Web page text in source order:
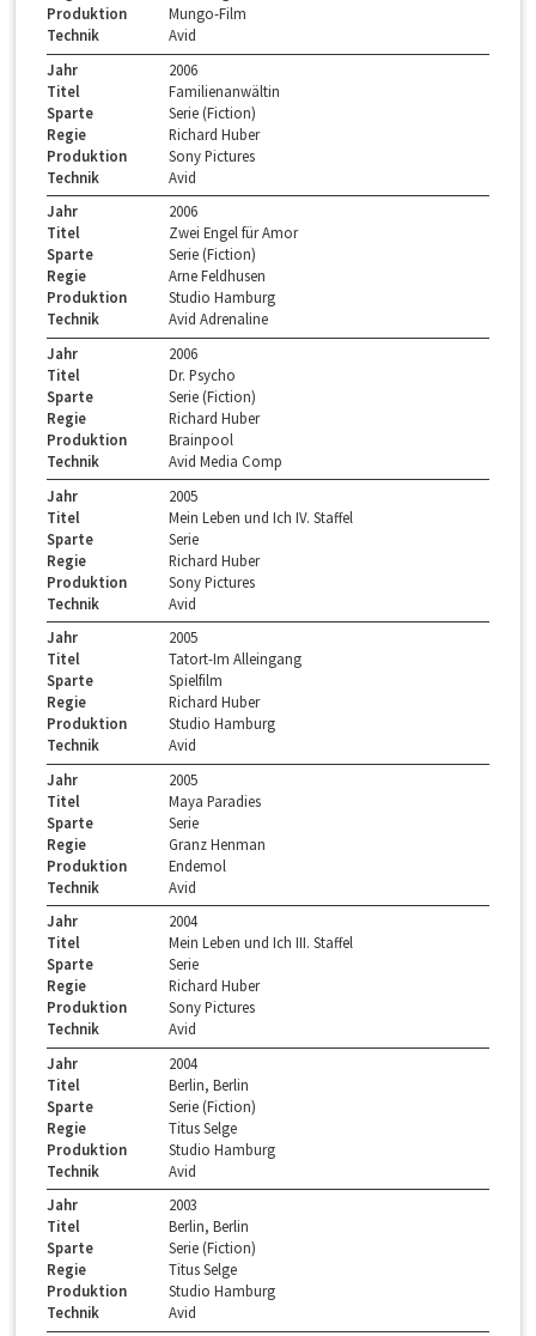
Produktion
Mungo-Film
Technik
Avid
Jahr
2006
Titel
Familienanwältin
Sparte
Serie (Fiction)
Regie
Richard Huber
Produktion
Sony Pictures
Technik
Avid
Jahr
2006
Titel
Zwei Engel für Amor
Sparte
Serie (Fiction)
Regie
Arne Feldhusen
Produktion
Studio Hamburg
Technik
Avid Adrenaline
Jahr
2006
Titel
Dr. Psycho
Sparte
Serie (Fiction)
Regie
Richard Huber
Produktion
Brainpool
Technik
Avid Media Comp
Jahr
2005
Titel
Mein Leben und Ich IV. Staffel
Sparte
Serie
Regie
Richard Huber
Produktion
Sony Pictures
Technik
Avid
Jahr
2005
Titel
Tatort-Im Alleingang
Sparte
Spielfilm
Regie
Richard Huber
Produktion
Studio Hamburg
Technik
Avid
Jahr
2005
Titel
Maya Paradies
Sparte
Serie
Regie
Granz Henman
Produktion
Endemol
Technik
Avid
Jahr
2004
Titel
Mein Leben und Ich III. Staffel
Sparte
Serie
Regie
Richard Huber
Produktion
Sony Pictures
Technik
Avid
Jahr
2004
Titel
Berlin, Berlin
Sparte
Serie (Fiction)
Regie
Titus Selge
Produktion
Studio Hamburg
Technik
Avid
Jahr
2003
Titel
Berlin, Berlin
Sparte
Serie (Fiction)
Regie
Titus Selge
Produktion
Studio Hamburg
Technik
Avid